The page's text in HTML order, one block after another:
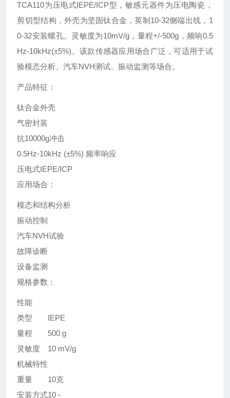
TCA110为压电式IEPE/ICP型，敏感元器件为压电陶瓷，
剪切型结构，外壳为坚固钛合金，英制10-32侧端出线，1
0-32安装螺孔。灵敏度为10mV/g，量程+/-500g，频响0.5
Hz-10kHz(±5%)。该款传感器应用场合广泛，可适用于试
验模态分析、汽车NVH测试、振动监测等场合。
产品特征：
钛合金外壳
气密封装
抗10000g冲击
0.5Hz-10kHz (±5%) 频率响应
压电式IEPE/ICP
应用场合：
模态和结构分析
振动控制
汽车NVH试验
故障诊断
设备监测
规格参数：
性能
类型
IEPE
量程
500 g
灵敏度
10 mV/g
机械特性
重量
10克
安装方式10 -